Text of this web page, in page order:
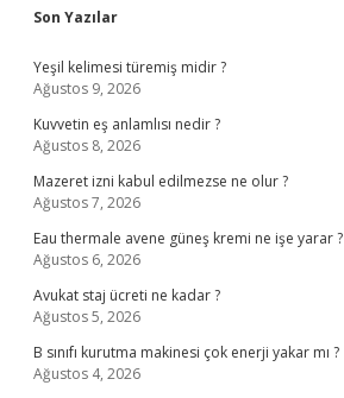
Sidebar
Son Yazılar
Yeşil kelimesi türemiş midir ?
Ağustos 9, 2026
Kuvvetin eş anlamlısı nedir ?
Ağustos 8, 2026
Mazeret izni kabul edilmezse ne olur ?
Ağustos 7, 2026
Eau thermale avene güneş kremi ne işe yarar ?
Ağustos 6, 2026
Avukat staj ücreti ne kadar ?
Ağustos 5, 2026
B sınıfı kurutma makinesi çok enerji yakar mı ?
Ağustos 4, 2026